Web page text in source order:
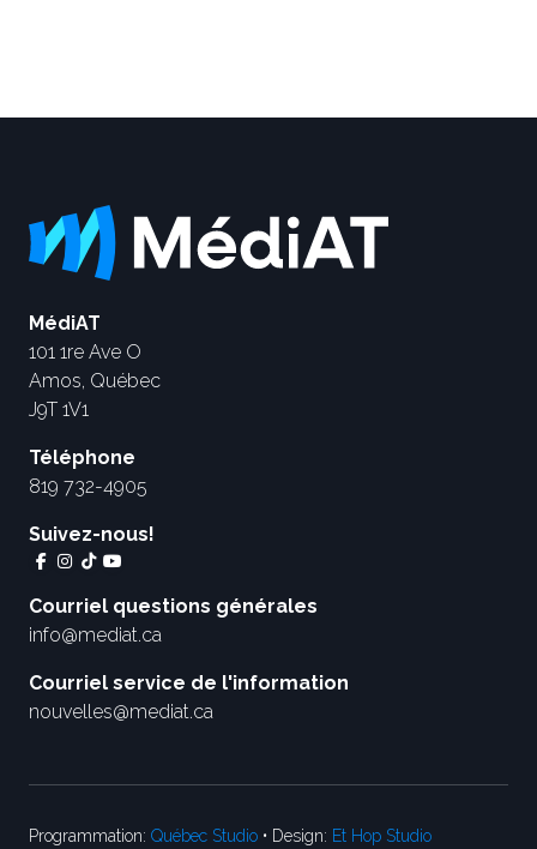
MédiAT
101 1re Ave O
Amos, Québec
J9T 1V1
Téléphone
819 732-4905
Suivez-nous!
Courriel questions générales
info@mediat.ca
Courriel service de l'information
nouvelles@mediat.ca
Programmation: Québec Studio • Design: Et Hop Studio